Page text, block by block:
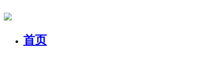
首页